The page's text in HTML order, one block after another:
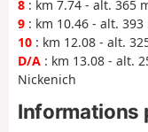
8 : km 7.74 - alt. 365
9 : km 10.46 - alt.
10 : km 12.08 - alt.
D/A : km 13.08 - alt.
Nickenich
Informations